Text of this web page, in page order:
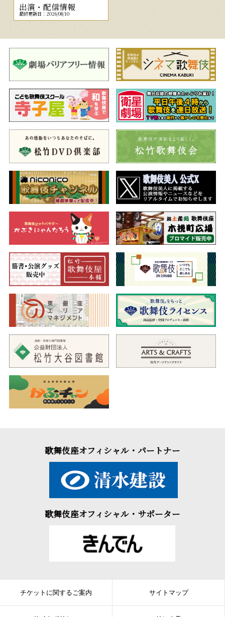
出演・配信情報
最終更新日：2026/08/10
歌舞伎座オフィシャル・パートナー
歌舞伎座オフィシャル・サポーター
チケットに関するご案内 サイトマップ